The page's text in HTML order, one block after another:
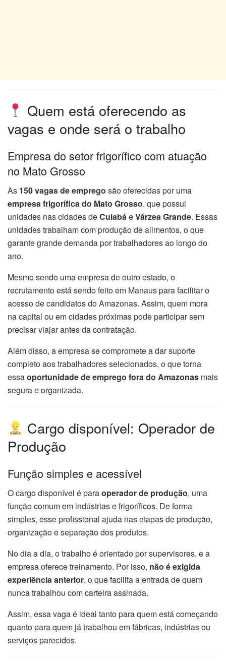
Quem está oferecendo as
vagas e onde será o trabalho
Empresa do setor frigorífico com atuação
no Mato Grosso
As 150 vagas de emprego são oferecidas por uma
empresa frigorífica do Mato Grosso, que possui
unidades nas cidades deCuiabáeVárzea Grande. Essas
unidades trabalham com produção de alimentos, o que
garante grande demanda por trabalhadores ao longo do
ano.
Mesmo sendo uma empresa de outro estado, o
recrutamento está sendo feito em Manaus para facilitar o
acesso de candidatos do Amazonas. Assim, quem mora
na capital ou em cidades próximas pode participar sem
precisar viajar antes da contratação.
Além disso, a empresa se compromete a dar suporte
completo aos trabalhadores selecionados, o que torna
essaoportunidade de emprego fora do Amazonas mais
segura e organizada.
Cargo disponível: Operador de
Produção
Função simples e acessível
O cargo disponível é paraoperador de produção, uma
função comum em indústrias e frigoríficos. De forma
simples, esse profissional ajuda nas etapas de produção,
organização e separação dos produtos.
No dia a dia, o trabalho é orientado por supervisores, e a
empresa oferece treinamento. Por isso, não é exigida
experiência anterior, o que facilita a entrada de quem
nunca trabalhou com carteira assinada.
Assim, essa vaga é ideal tanto para quem está começando
quanto para quem já trabalhou em fábricas, indústrias ou
serviços parecidos.